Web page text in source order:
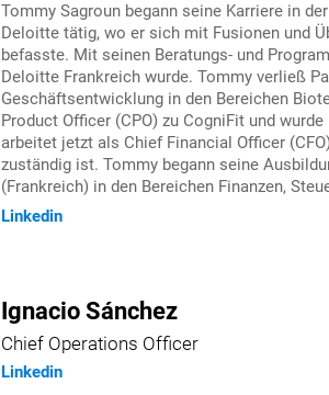
Tommy Sagroun begann seine Karriere in
Deloitte tätig, wo er sich mit Fusionen und
befasste. Mit seinen Beratungs- und
Deloitte Frankreich wurde. Tommy verließ
Geschäftsentwicklung in den Bereichen
Product Officer (CPO) zu CogniFit und
arbeitet jetzt als Chief Financial Officer
zuständig ist. Tommy begann seine
(Frankreich) in den Bereichen Finanzen,
Linkedin
Ignacio Sánchez
Chief Operations Officer
Linkedin